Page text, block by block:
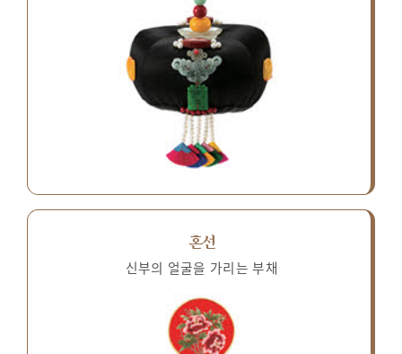
혼선
신부의 얼굴을 가리는 부채